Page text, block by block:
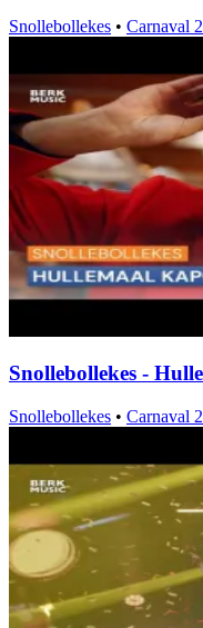
Snollebollekes • Carnaval
Snollebollekes -
Snollebollekes • Carnaval